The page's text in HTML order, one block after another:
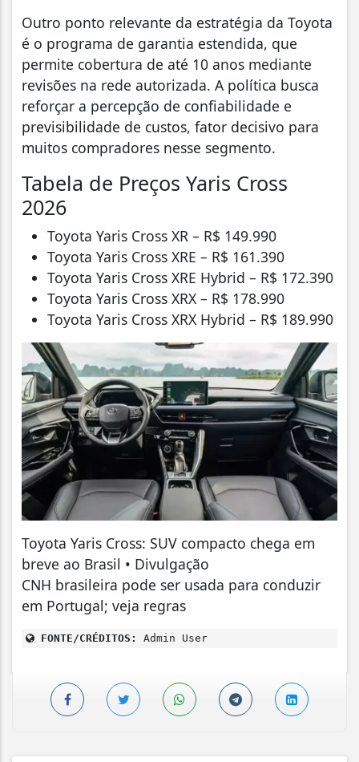
Outro ponto relevante da estratégia da Toyota
é o programa de garantia estendida, que
permite cobertura de até 10 anos mediante
revisões na rede autorizada. A política busca
reforçar a percepção de confiabilidade e
previsibilidade de custos, fator decisivo para
muitos compradores nesse segmento.
Tabela de Preços Yaris Cross
2026
Toyota Yaris Cross XR – R$ 149.990
Toyota Yaris Cross XRE – R$ 161.390
Toyota Yaris Cross XRE Hybrid – R$ 172.390
Toyota Yaris Cross XRX – R$ 178.990
Toyota Yaris Cross XRX Hybrid – R$ 189.990
Toyota Yaris Cross: SUV compacto chega em
breve ao Brasil • Divulgação
CNH brasileira pode ser usada para conduzir
em Portugal; veja regras
FONTE/CRÉDITOS: Admin User